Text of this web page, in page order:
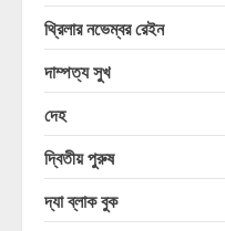
থ্রিলার নভেম্বর রেইন
দাম্পত্য সুখ
দেহ
দ্বিতীয় পুরুষ
দ্যা ব্লাক বুক